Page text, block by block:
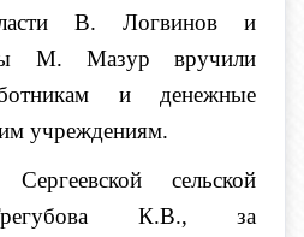
В. Логвинов и
М. Мазур вручили
и денежные
учреждениям.
сельской
К.В., за